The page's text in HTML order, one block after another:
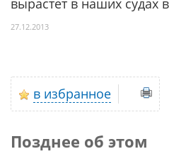
вырастет в наших судах
27.12.2013
в избранное
Позднее об этом